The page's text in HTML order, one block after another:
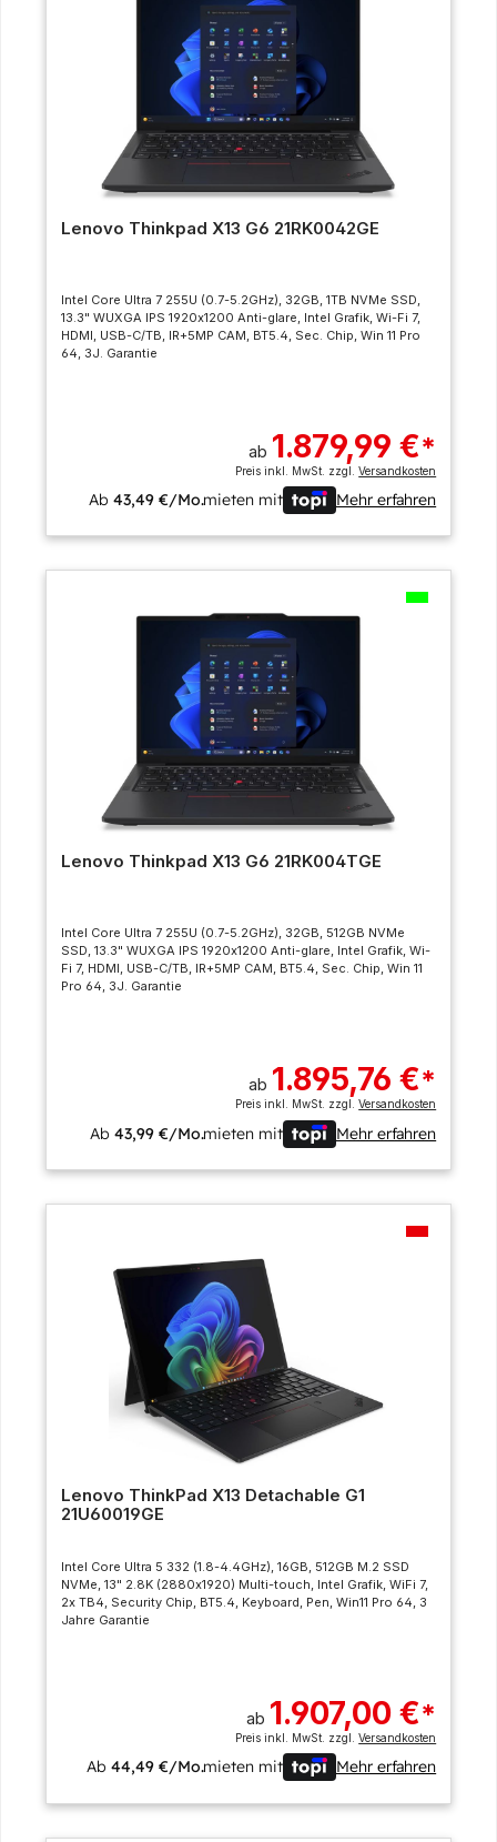
Lenovo Thinkpad X13 G6 21RK0042GE
Intel Core Ultra 7 255U (0.7-5.2GHz), 32GB, 1TB NVMe SSD,
13.3" WUXGA IPS 1920x1200 Anti-glare, Intel Grafik, Wi-Fi 7,
HDMI, USB-C/TB, IR+5MP CAM, BT5.4, Sec. Chip, Win 11 Pro
64, 3J. Garantie
ab 1.879,99 €*
Preis inkl. MwSt. zzgl.Versandkosten
Ab43,49 €/Mo.mieten mit Mehr erfahren
Lenovo Thinkpad X13 G6 21RK004TGE
Intel Core Ultra 7 255U (0.7-5.2GHz), 32GB, 512GB NVMe
SSD, 13.3" WUXGA IPS 1920x1200 Anti-glare, Intel Grafik, Wi-
Fi 7, HDMI, USB-C/TB, IR+5MP CAM, BT5.4, Sec. Chip, Win 11
Pro 64, 3J. Garantie
ab 1.895,76 €*
Preis inkl. MwSt. zzgl.Versandkosten
Ab43,99 €/Mo.mieten mit Mehr erfahren
Lenovo ThinkPad X13 Detachable G1
21U60019GE
Intel Core Ultra 5 332 (1.8-4.4GHz), 16GB, 512GB M.2 SSD
NVMe, 13" 2.8K (2880x1920) Multi-touch, Intel Grafik, WiFi 7,
2x TB4, Security Chip, BT5.4, Keyboard, Pen, Win11 Pro 64, 3
Jahre Garantie
ab 1.907,00 €*
Preis inkl. MwSt. zzgl.Versandkosten
Ab44,49 €/Mo.mieten mit Mehr erfahren